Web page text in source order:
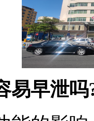
易早泄吗